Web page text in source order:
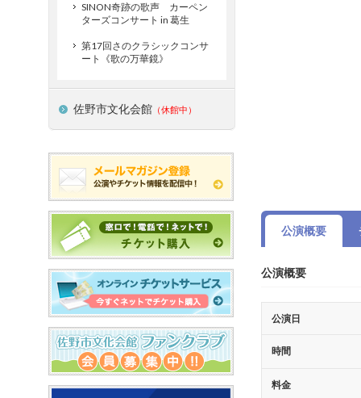
公演概要
公演概要
公演日
時間
料金
SINON奇跡の歌声 カーペン
ターズコンサート in 葛生
第17回さのクラシックコンサ
ート《歌の万華鏡》
佐野市文化会館 （休館中）